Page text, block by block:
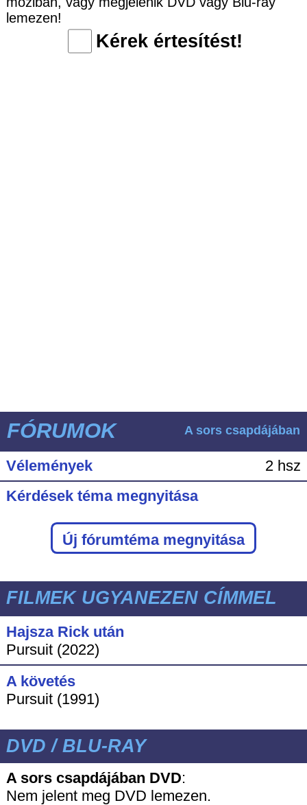
lemezen!
Kérek értesítést!
FÓRUMOK A sors csapdájában
Vélemények
2 hsz
Kérdések téma megnyitása
Új fórumtéma megnyitása
FILMEK UGYANEZEN CÍMMEL
Hajsza Rick után
Pursuit (2022)
A követés
Pursuit (1991)
DVD / BLU-RAY
A sors csapdájában DVD:
Nem jelent meg DVD lemezen.